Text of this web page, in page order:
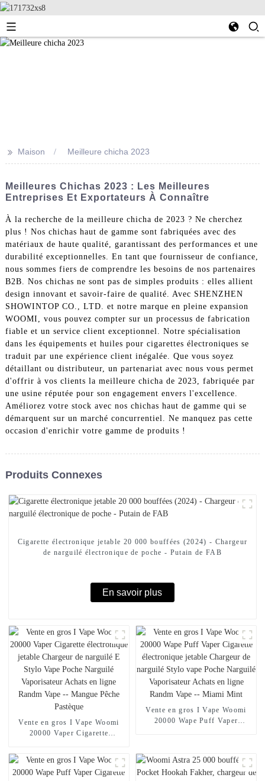
>> Maison Meilleure chicha 2023
Meilleures Chichas 2023 : Les Meilleures
Entreprises Et Exportateurs À Connaître
À la recherche de la meilleure chicha de 2023 ? Ne cherchez
plus ! Nos chichas haut de gamme sont fabriquées avec des
matériaux de haute qualité, garantissant des performances et une
durabilité exceptionnelles. En tant que fournisseur de confiance,
nous sommes fiers de comprendre les besoins de nos partenaires
B2B. Nos chichas ne sont pas de simples produits : elles allient
design innovant et savoir-faire de qualité. Avec SHENZHEN
SHOWINTOP CO., LTD. et notre marque en pleine expansion
WOOMI, vous pouvez compter sur un processus de fabrication
fiable et un service client exceptionnel. Notre spécialisation
dans les équipements et huiles pour cigarettes électroniques se
traduit par une expérience client inégalée. Que vous soyez
détaillant ou distributeur, un partenariat avec nous vous permet
d'offrir à vos clients la meilleure chicha de 2023, fabriquée par
une usine réputée pour son engagement envers l'excellence.
Améliorez votre stock avec nos chichas haut de gamme qui se
démarquent sur un marché concurrentiel. Ne manquez pas cette
occasion d'enrichir votre gamme de produits !
Produits Connexes
Cigarette électronique jetable 20 000 bouffées (2024) - Chargeur
de narguilé électronique de poche - Putain de FAB
En savoir plus
Vente en gros I Vape Woomi
20000 Vaper Cigarette
de narguilé E Stylo Vape Poche
Narguilé Vaporisateur Achats
en ligne Randm Vape --
Vente en gros I Vape Woomi
20000 Wape Puff Vaper
Vaporisateur Achats en ligne
Randm Vape -- Miami Mint